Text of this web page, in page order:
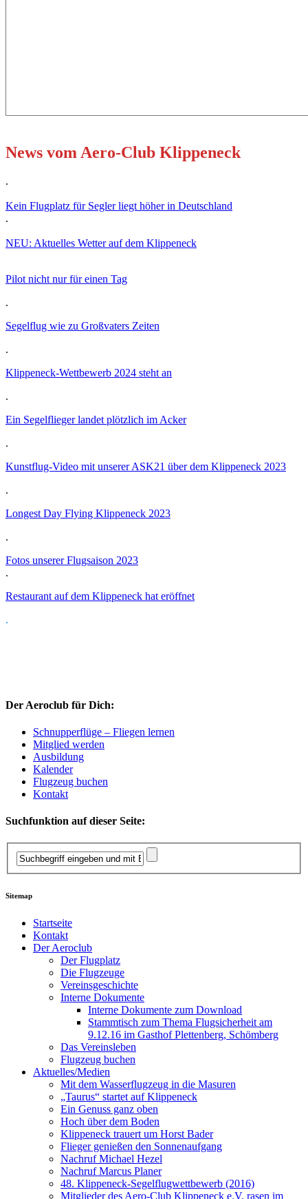
News vom Aero-Club Klippeneck
.
Kein Flugplatz für Segler liegt höher in Deutschland
.
NEU: Aktuelles Wetter auf dem Klippeneck
Pilot nicht nur für einen Tag
.
Segelflug wie zu Großvaters Zeiten
.
Klippeneck-Wettbewerb 2024 steht an
.
Ein Segelflieger landet plötzlich im Acker
.
Kunstflug-Video mit unserer ASK21 über dem Klippeneck 2023
.
Longest Day Flying Klippeneck 2023
.
Fotos unserer Flugsaison 2023
.
Restaurant auf dem Klippeneck hat eröffnet
.
Der Aeroclub für Dich:
Schnupperflüge – Fliegen lernen
Mitglied werden
Ausbildung
Kalender
Flugzeug buchen
Kontakt
Suchfunktion auf dieser Seite:
Sitemap
Startseite
Kontakt
Der Aeroclub
Der Flugplatz
Die Flugzeuge
Vereinsgeschichte
Interne Dokumente
Interne Dokumente zum Download
Stammtisch zum Thema Flugsicherheit am
9.12.16 im Gasthof Plettenberg, Schömberg
Das Vereinsleben
Flugzeug buchen
Aktuelles/Medien
Mit dem Wasserflugzeug in die Masuren
„Taurus“ startet auf Klippeneck
Ein Genuss ganz oben
Hoch über dem Boden
Klippeneck trauert um Horst Bader
Flieger genießen den Sonnenaufgang
Nachruf Michael Hezel
Nachruf Marcus Planer
48. Klippeneck-Segelflugwettbewerb (2016)
Mitglieder des Aero-Club Klippeneck e.V. rasen im